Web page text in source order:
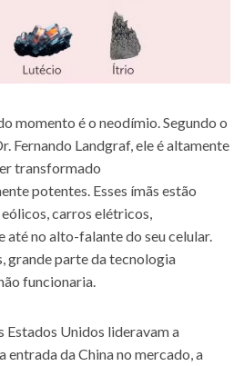
momento é o neodímio. Segundo o
Fernando Landgraf, ele é altamente
transformado
potentes. Esses ímãs estão
carros elétricos,
até no alto-falante do seu celular.
grande parte da tecnologia
funcionaria.
Estados Unidos lideravam a
entrada da China no mercado, a